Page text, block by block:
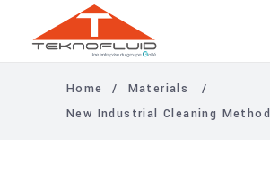
Home / Materials
/
New Industrial Cleaning Method